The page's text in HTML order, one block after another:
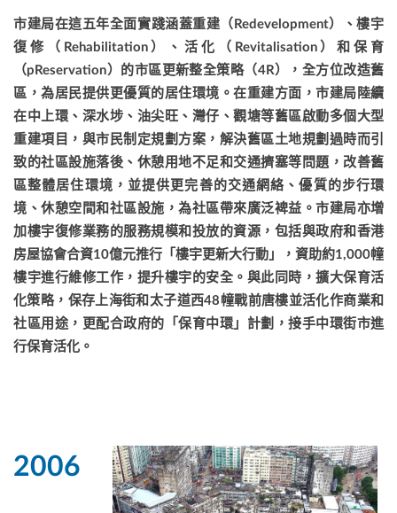
市建局在這五年全面實踐涵蓋重建（Redevelopment）、樓宇
復修（Rehabilitation）、活化（Revitalisation）和保育
（pReservation）的市區更新整全策略（4R），全方位改造舊
區，為居民提供更優質的居住環境。在重建方面，市建局陸續
在中上環、深水埗、油尖旺、灣仔、觀塘等舊區啟動多個大型
重建項目，與市民制定規劃方案，解決舊區土地規劃過時而引
致的社區設施落後、休憩用地不足和交通擠塞等問題，改善舊
區整體居住環境，並提供更完善的交通網絡、優質的步行環
境、休憩空間和社區設施，為社區帶來廣泛裨益。市建局亦增
加樓宇復修業務的服務規模和投放的資源，包括與政府和香港
房屋協會合資10億元推行「樓宇更新大行動」，資助約1,000幢
樓宇進行維修工作，提升樓宇的安全。與此同時，擴大保育活
化策略，保存上海街和太子道西48幢戰前唐樓並活化作商業和
社區用途，更配合政府的「保育中環」計劃，接手中環街市進
行保育活化。
2006